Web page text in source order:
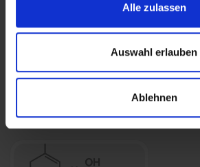
Alle zulassen
Auswahl erlauben
Ablehnen
Tipps, Techniken und Anbau-
Wissen von der Keimung bis
Wie